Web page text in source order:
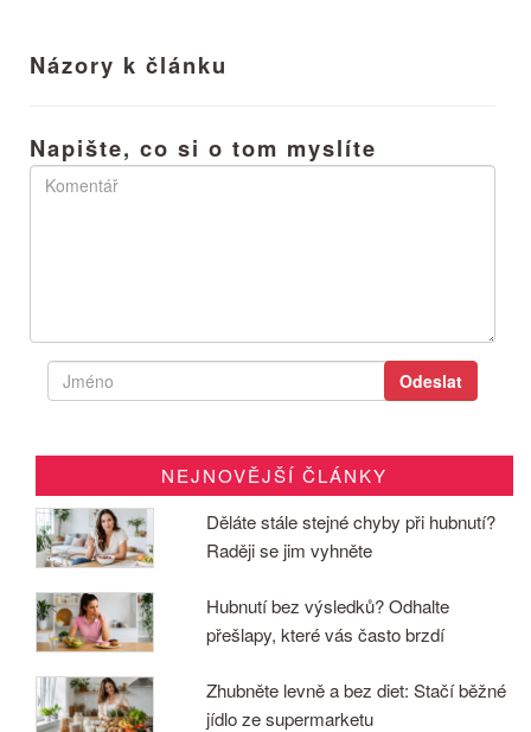
Názory k článku
Napište, co si o tom myslíte
NEJNOVĚJŠÍ ČLÁNKY
Děláte stále stejné chyby při hubnutí?
Raději se jim vyhněte
Hubnutí bez výsledků? Odhalte
přešlapy, které vás často brzdí
Zhubněte levně a bez diet: Stačí běžné
jídlo ze supermarketu